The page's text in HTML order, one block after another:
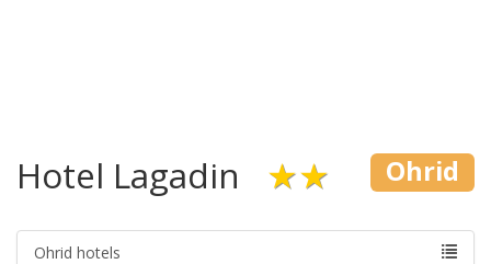
Hotel Lagadin ★★ Ohrid
Ohrid hotels